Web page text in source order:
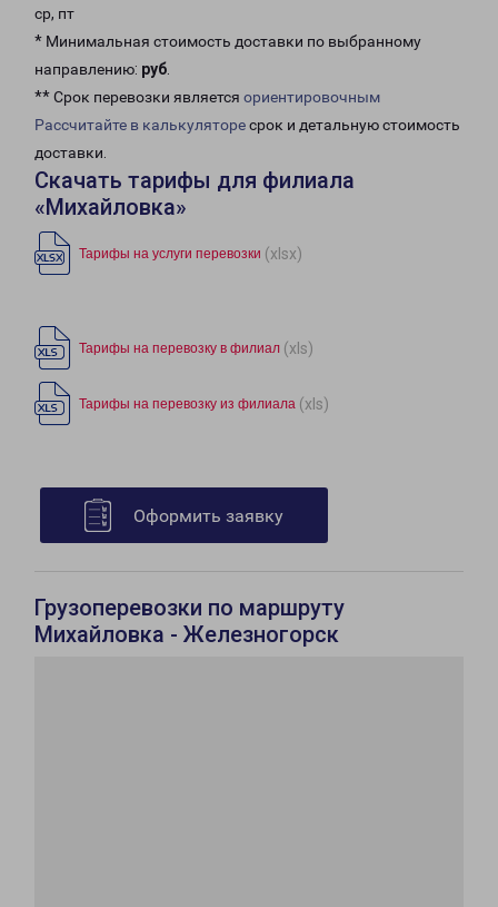
ср, пт
* Минимальная стоимость доставки по выбранному
направлению: руб.
** Срок перевозки является ориентировочным
Рассчитайте в калькуляторесрок и детальную стоимость
доставки.
Скачать тарифы для филиала
«Михайловка»
Тарифы на услуги перевозки (xlsx)
Тарифы на перевозку в филиал (xls)
Тарифы на перевозку из филиала (xls)
Оформить заявку
Грузоперевозки по маршруту
Михайловка - Железногорск